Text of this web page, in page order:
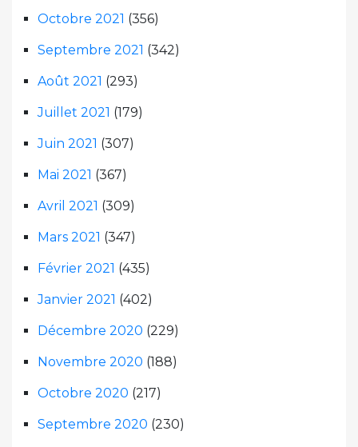
Octobre 2021 (356)
Septembre 2021 (342)
Août 2021 (293)
Juillet 2021 (179)
Juin 2021 (307)
Mai 2021 (367)
Avril 2021 (309)
Mars 2021 (347)
Février 2021 (435)
Janvier 2021 (402)
Décembre 2020 (229)
Novembre 2020 (188)
Octobre 2020 (217)
Septembre 2020 (230)